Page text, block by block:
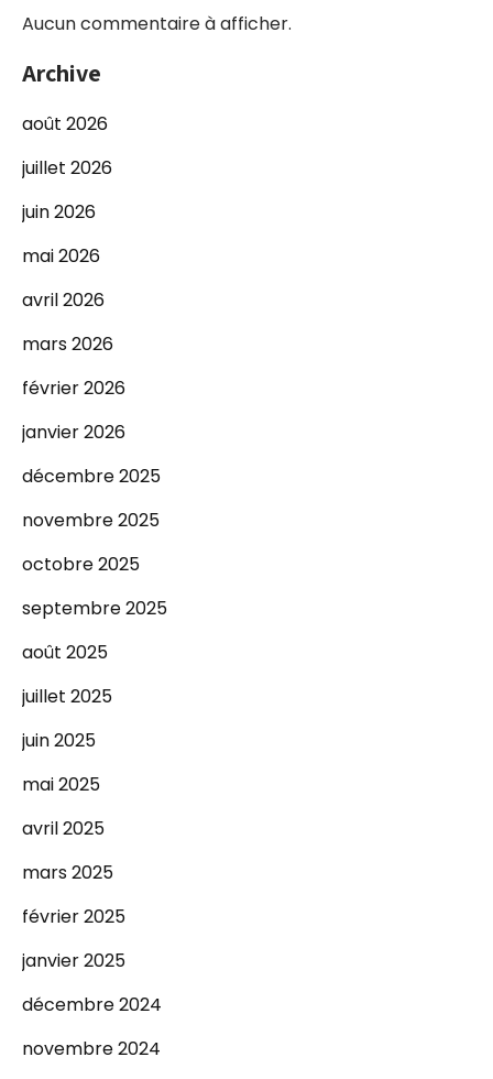
Aucun commentaire à afficher.
Archive
août 2026
juillet 2026
juin 2026
mai 2026
avril 2026
mars 2026
février 2026
janvier 2026
décembre 2025
novembre 2025
octobre 2025
septembre 2025
août 2025
juillet 2025
juin 2025
mai 2025
avril 2025
mars 2025
février 2025
janvier 2025
décembre 2024
novembre 2024